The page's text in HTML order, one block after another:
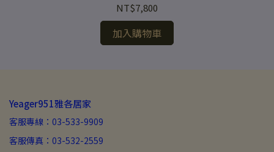
NT$7,800
加入購物車
Yeager951雅各居家
客服專線：03-533-9909
客服傳真：03-532-2559